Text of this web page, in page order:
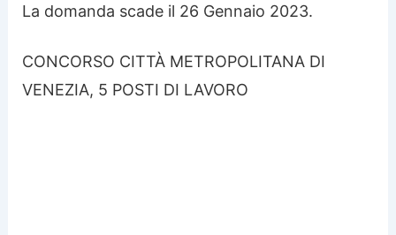
La domanda scade il 26 Gennaio 2023.
CONCORSO CITTÀ METROPOLITANA DI
VENEZIA, 5 POSTI DI LAVORO